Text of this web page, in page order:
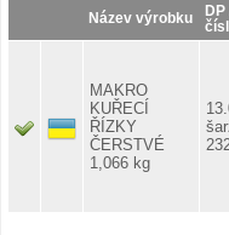
Název výrobku
DP
MAKRO
KUŘECÍ
ŘÍZKY
ČERSTVÉ
1,066 kg